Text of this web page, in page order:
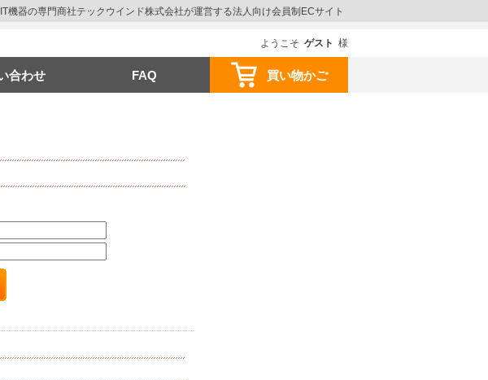
ようこそ ゲスト 様
機器の専門商社テックウインド株式会社が運営する法人向け会員制ECサイト
合わせ FAQ 買い物かご